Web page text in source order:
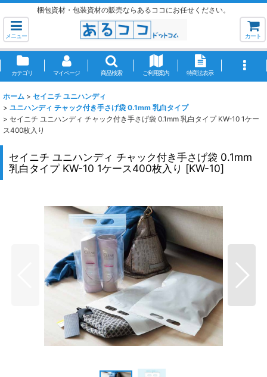
梱包資材・包装資材の販売ならあるココにお任せください。
メニュー カート
カテゴリ マイページ 商品検索 ご利用案内 特商法表示
ホーム > セイニチ ユニハンディ
> ユニハンディ チャック付き手さげ袋 0.1mm 乳白タイプ
> セイニチ ユニハンディ チャック付き手さげ袋 0.1mm 乳白タイプ KW-10 1ケー
ス400枚入り
セイニチ ユニハンディ チャック付き手さげ袋 0.1mm
乳白タイプ KW-10 1ケース400枚入り [KW-10]